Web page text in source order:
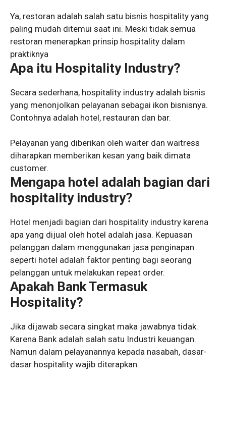
Ya, restoran adalah salah satu bisnis hospitality yang
paling mudah ditemui saat ini. Meski tidak semua
restoran menerapkan prinsip hospitality dalam
praktiknya
Apa itu Hospitality Industry?
Secara sederhana, hospitality industry adalah bisnis
yang menonjolkan pelayanan sebagai ikon bisnisnya.
Contohnya adalah hotel, restauran dan bar.
Pelayanan yang diberikan oleh waiter dan waitress
diharapkan memberikan kesan yang baik dimata
customer.
Mengapa hotel adalah bagian dari
hospitality industry?
Hotel menjadi bagian dari hospitality industry karena
apa yang dijual oleh hotel adalah jasa. Kepuasan
pelanggan dalam menggunakan jasa penginapan
seperti hotel adalah faktor penting bagi seorang
pelanggan untuk melakukan repeat order.
Apakah Bank Termasuk
Hospitality?
Jika dijawab secara singkat maka jawabnya tidak.
Karena Bank adalah salah satu Industri keuangan.
Namun dalam pelayanannya kepada nasabah, dasar-
dasar hospitality wajib diterapkan.